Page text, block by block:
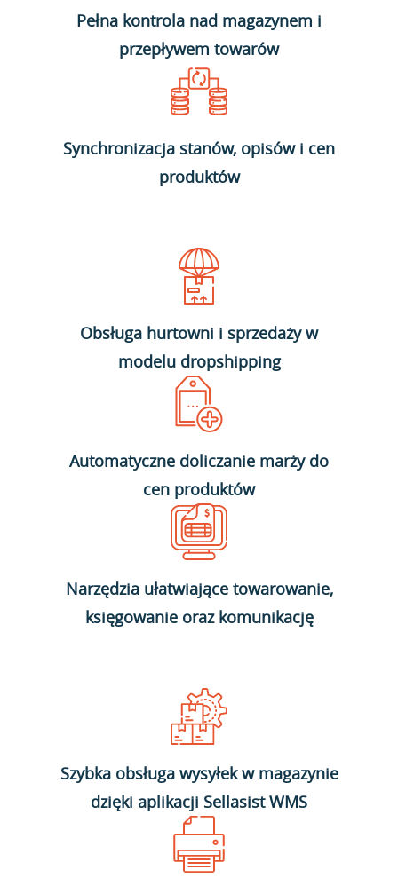
Pełna kontrola nad magazynem i
przepływem towarów
Synchronizacja stanów, opisów i cen
produktów
Obsługa hurtowni i sprzedaży w
modelu dropshipping
Automatyczne doliczanie marży do
cen produktów
Narzędzia ułatwiające towarowanie,
księgowanie oraz komunikację
Szybka obsługa wysyłek w magazynie
dzięki aplikacji Sellasist WMS